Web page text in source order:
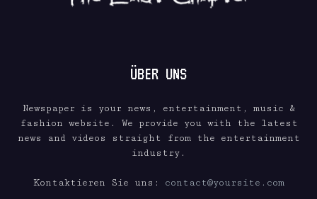
ÜBER UNS
Newspaper is your news, entertainment, music &
fashion website. We provide you with the latest
news and videos straight from the entertainment
industry.
Kontaktieren Sie uns: contact@yoursite.com